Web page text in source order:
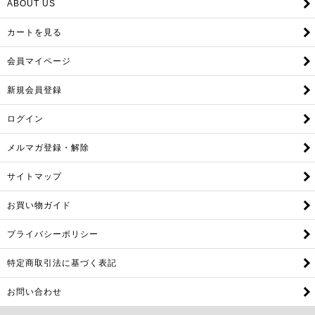
ABOUT US
カートを見る
会員マイページ
新規会員登録
ログイン
メルマガ登録・解除
サイトマップ
お買い物ガイド
プライバシーポリシー
特定商取引法に基づく表記
お問い合わせ